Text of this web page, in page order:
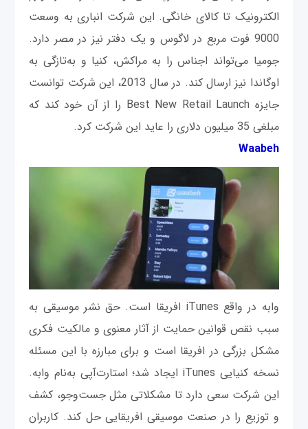
الکترونیک تا کالای خانگی. این شرکت انباری به وسعت
9000 فوت مربع در لاگوس و یک دفتر نیز در مصر دارد.
جومیا می‌تواند اجناس را به مراکش، کنیا و به‌تازگی به
اوگاندا نیز ارسال کند. در سال 2013، این شرکت توانست
جایزه Best New Retail Launch را از آن خود کند که
مبلغی 35 میلیون دلاری را عاید این شرکت کرد.
Waabeh
وابه در واقع iTunes افریقا است. حق نشر موسیقی به
سبب نقص قوانین حمایت از آثار معنوی و مالکیت فکری
مشکل بزرگی در افریقا است و برای مبارزه با این مسئله
نسخه کنیایی iTunes ایجاد شد؛ استارت‌آپی به‌نام وابه.
این شرکت سعی دارد تا مشکلاتی مثل جست‌وجو، کشف
و توزیع را در صنعت موسیقی افریقایی حل کند. کاربران